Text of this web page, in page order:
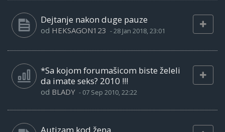
Dejtanje nakon duge pauze
od HEKSAGON123 -28 Jan 2018, 23:01
*Sa kojom forumašicom biste želeli
da imate seks? 2010 !!!
od BLADY - 07 Sep 2010, 22:22